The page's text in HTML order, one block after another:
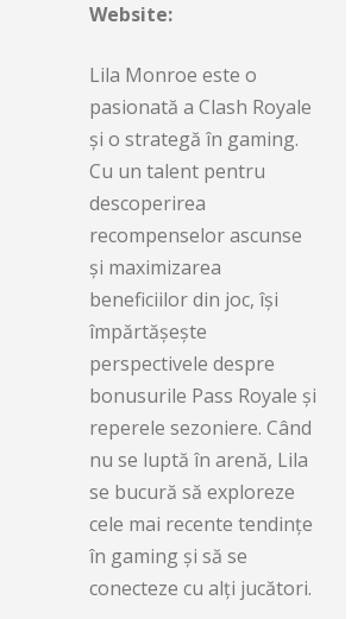
Website:
Lila Monroe este o
pasionată a Clash Royale
și o strategă în gaming.
Cu un talent pentru
descoperirea
recompenselor ascunse
și maximizarea
beneficiilor din joc, își
împărtășește
perspectivele despre
bonusurile Pass Royale și
reperele sezoniere. Când
nu se luptă în arenă, Lila
se bucură să exploreze
cele mai recente tendințe
în gaming și să se
conecteze cu alți jucători.